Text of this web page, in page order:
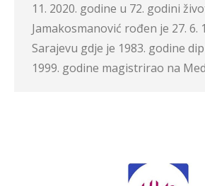
11. 2020. godine u 72. godini
Jamakosmanović rođen je 27. 6.
Sarajevu gdje je 1983. godine
1999. godine magistrirao na